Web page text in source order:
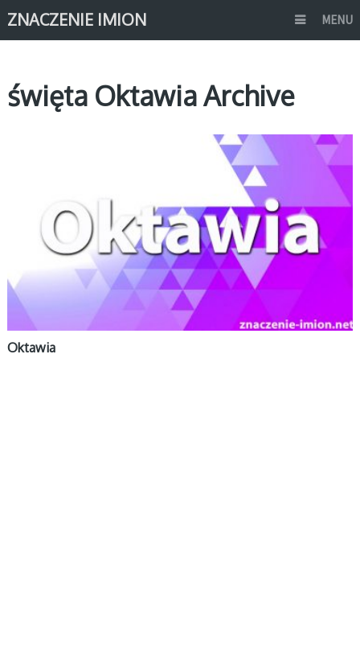
ZNACZENIE IMION MENU
święta Oktawia Archive
Oktawia